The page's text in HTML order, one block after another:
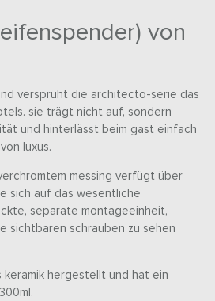
von
versprüht die architecto-serie das
sie trägt nicht auf, sondern
und hinterlässt beim gast einfach
luxus.
messing verfügt über
sich auf das wesentliche
separate montageeinheit,
sichtbaren schrauben zu sehen
hergestellt und hat ein